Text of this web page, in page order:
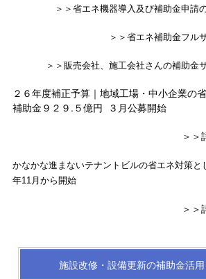
＞＞省エネ機器導入及び補助金申請
＞＞省エネ補助金フル
＞＞販売会社、施工会社さんの補助金
２６年度補正予算｜地域工場・中小企業の
補助金９２９.５億円 ３月公募開始
＞＞
かなかな進まないテナントビルの省エネ対策と
年11月から開始
＞＞
施設改修・設備更新の補助金活